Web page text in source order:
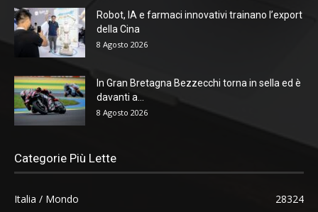
Robot, IA e farmaci innovativi trainano l’export
della Cina
8 Agosto 2026
In Gran Bretagna Bezzecchi torna in sella ed è
davanti a...
8 Agosto 2026
Categorie Più Lette
Italia / Mondo
28324